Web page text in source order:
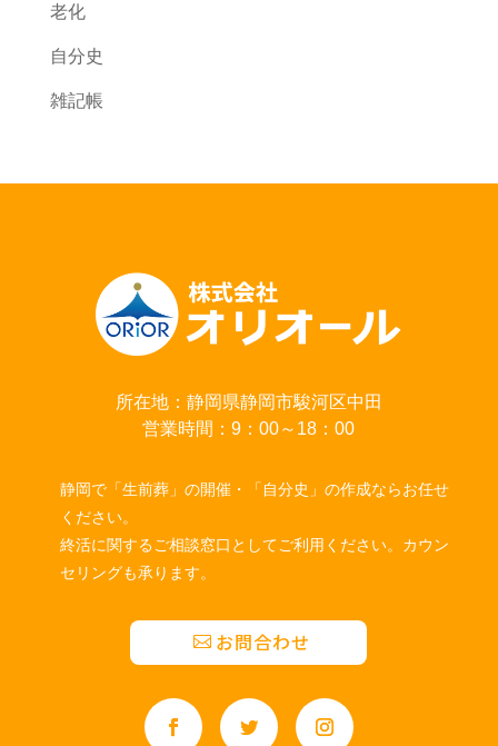
老化
自分史
雑記帳
所在地：静岡県静岡市駿河区中田
営業時間：9：00～18：00
静岡で「生前葬」の開催・「自分史」の作成ならお任せ
ください。
終活に関するご相談窓口としてご利用ください。カウン
セリングも承ります。
お問合わせ